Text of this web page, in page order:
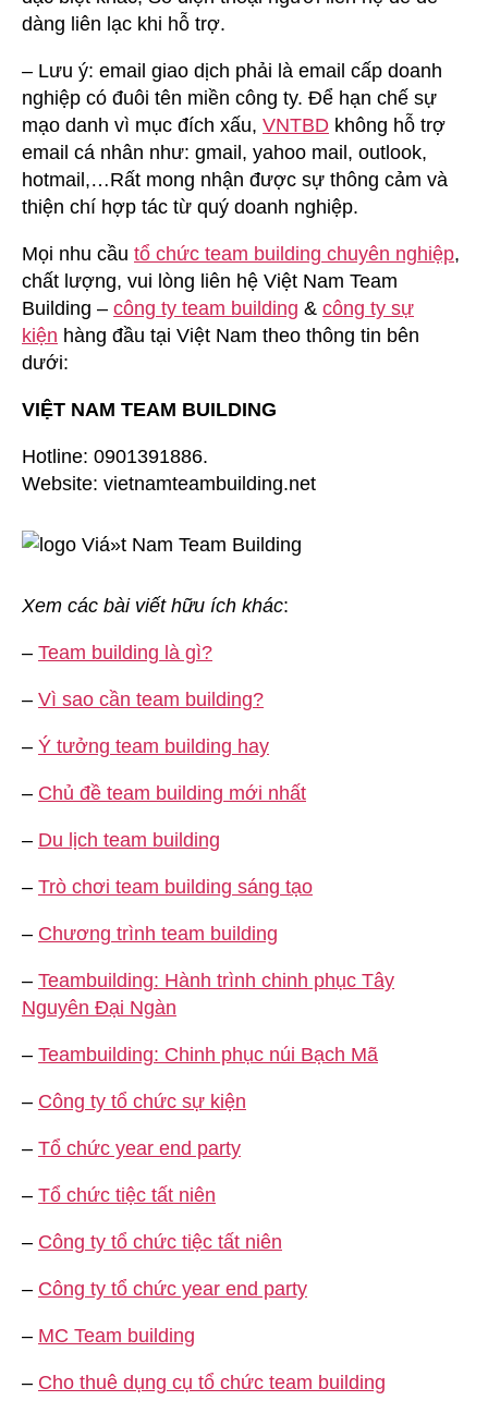
dàng liên lạc khi hỗ trợ.
– Lưu ý: email giao dịch phải là email cấp doanh
nghiệp có đuôi tên miền công ty. Để hạn chế sự
mạo danh vì mục đích xấu, VNTBD không hỗ trợ
email cá nhân như: gmail, yahoo mail, outlook,
hotmail,…Rất mong nhận được sự thông cảm và
thiện chí hợp tác từ quý doanh nghiệp.
Mọi nhu cầu tổ chức team building chuyên nghiệp,
chất lượng, vui lòng liên hệ Việt Nam Team
Building – công ty team building & công ty sự
kiện hàng đầu tại Việt Nam theo thông tin bên
dưới:
VIỆT NAM TEAM BUILDING
Hotline: 0901391886.
Website: vietnamteambuilding.net
Xem các bài viết hữu ích khác:
– Team building là gì?
– Vì sao cần team building?
– Ý tưởng team building hay
– Chủ đề team building mới nhất
– Du lịch team building
– Trò chơi team building sáng tạo
– Chương trình team building
– Teambuilding: Hành trình chinh phục Tây
Nguyên Đại Ngàn
– Teambuilding: Chinh phục núi Bạch Mã
– Công ty tổ chức sự kiện
– Tổ chức year end party
– Tổ chức tiệc tất niên
– Công ty tổ chức tiệc tất niên
– Công ty tổ chức year end party
– MC Team building
– Cho thuê dụng cụ tổ chức team building